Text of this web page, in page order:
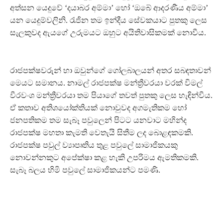
අත්සන යෙදුවේ ‘දයාබර අම්මා’ හෝ ‘ඔබේ ආදරණීය අම්මා’
යන යෙදුම්වලිනි. රැජින තම ඉන්දීය සේවකයාට පුතකු ලෙස
සැලකුවද ඇයගේ උරුමයට ඔහුට අයිතිවාසිකමක් නොවීය.
රාජපක්ෂවරුන් හා ඔවුන්ගේ ගෝලබාලයන් අතර සබඳතාවන්
මෙයට සමානය. නාමල් රාජපක්ෂ මන්ත්‍රීවරයා වරක් විමල්
වීරවංශ මන්ත්‍රීවරයා තම පියාගේ තවත් පුතකු ලෙස හැඳින්වීය.
ඒ කතාව අතිශයෝක්තියක් නොවුවද අගමැතිකම හෝ
ජනපතිකම තම සැබෑ පවුලෙන් පිටට යනවාට මහින්ද
රාජපක්ෂ මහතා කැමති වෙතැයි සිතීම ලද බොළඳකමකි.
රාජපක්ෂ පවුල් ව්‍යාපෘතිය තුළ පවුලේ සාමාජිකයකු
නොවන්නකුට අපේක්ෂා කළ හැකි උපරිමය ඇමතිකමකි.
සැබෑ බලය හිමි පවුලේ සාමාජිකයන්ට පමණි.